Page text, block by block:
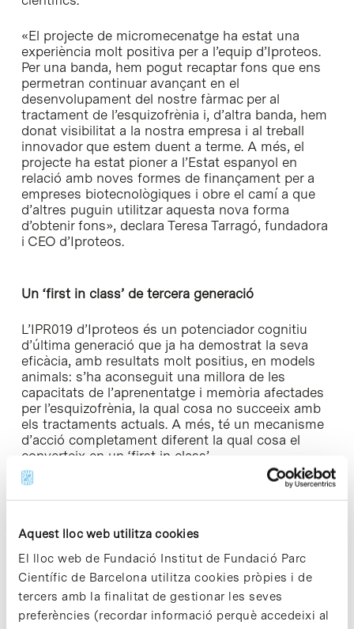
Aquest lloc web utilitza cookies
El lloc web de Fundació Institut de Fundació Parc
Científic de Barcelona utilitza cookies pròpies i de
tercers amb la finalitat de gestionar les seves
preferències (recordar informació perquè accedeixi al
«El projecte de micromecenatge ha estat una
experiència molt positiva per a l’equip d’Iproteos.
Per una banda, hem pogut recaptar fons que ens
permetran continuar avançant en el
desenvolupament del nostre fàrmac per al
tractament de l’esquizofrènia i, d’altra banda, hem
donat visibilitat a la nostra empresa i al treball
innovador que estem duent a terme. A més, el
projecte ha estat pioner a l’Estat espanyol en
relació amb noves formes de finançament per a
empreses biotecnològiques i obre el camí a que
d’altres puguin utilitzar aquesta nova forma
d’obtenir fons», declara Teresa Tarragó, fundadora
i CEO d’Iproteos.
Un ‘first in class’ de tercera generació
L’IPR019 d’Iproteos és un potenciador cognitiu
d’última generació que ja ha demostrat la seva
eficàcia, amb resultats molt positius, en models
animals: s’ha aconseguit una millora de les
capacitats de l’aprenentatge i memòria afectades
per l’esquizofrènia, la qual cosa no succeeix amb
els tractaments actuals. A més, té un mecanisme
d’acció completament diferent la qual cosa el
converteix en un ‘first in class’.
Es tracta d’un fàrmac dels anomenats ‘de tercera
generació (fàrmacs proteics). Està basat en unes
molècules anomenades pèptids, que bloquegen
l’acció de les proteases i són capaços de
travessar la barrera hematoencefàlica, un sistema
protector del cervell que fins ara la gran majoria
de fàrmacs no han aconseguit creuar